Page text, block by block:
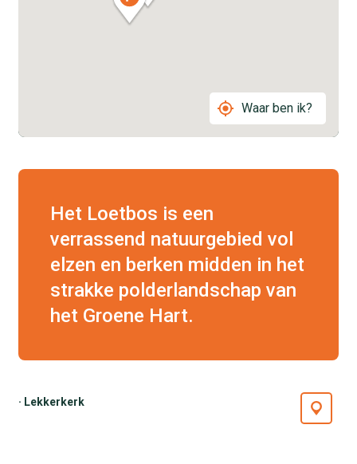
Waar ben ik?
Het Loetbos is een
verrassend natuurgebied vol
elzen en berken midden in het
strakke polderlandschap van
het Groene Hart.
· Lekkerkerk